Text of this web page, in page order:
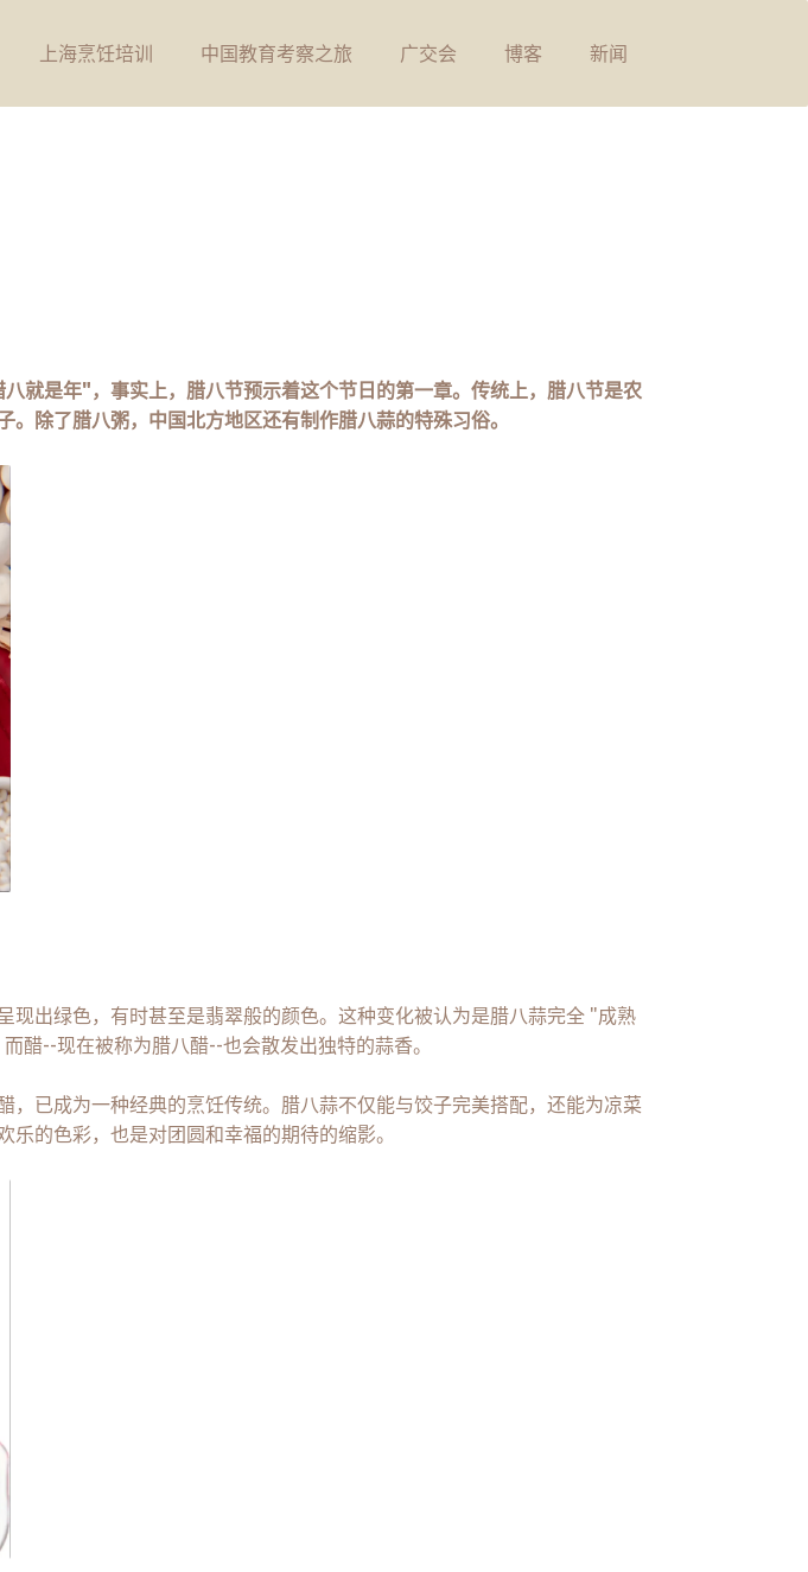
上海烹饪培训 中国教育考察之旅 广交会 博客 新闻
就是年"，事实上，腊八节预示着这个节日的第一章。传统上，腊八节是农
除了腊八粥，中国北方地区还有制作腊八蒜的特殊习俗。
出绿色，有时甚至是翡翠般的颜色。这种变化被认为是腊八蒜完全 "成熟
醋--现在被称为腊八醋--也会散发出独特的蒜香。
已成为一种经典的烹饪传统。腊八蒜不仅能与饺子完美搭配，还能为凉菜
的色彩，也是对团圆和幸福的期待的缩影。